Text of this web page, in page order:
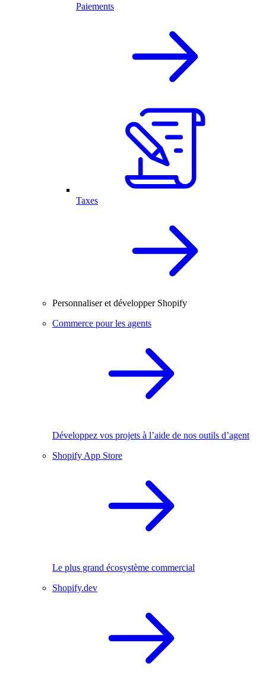
Paiements
Taxes
Personnaliser et développer Shopify
Commerce pour les agents
Développez vos projets à l’aide de nos outils d’agent
Shopify App Store
Le plus grand écosystème commercial
Shopify.dev